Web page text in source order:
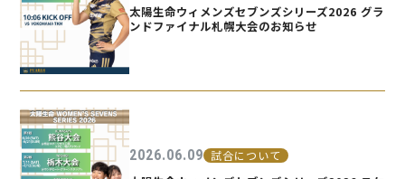
太陽生命ウィメンズセブンズシリーズ2026 グラ
ンドファイナル札幌大会のお知らせ
2026.06.09 試合について